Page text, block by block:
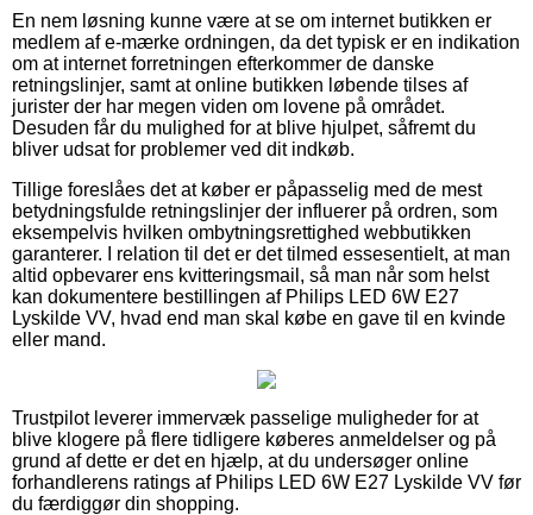
En nem løsning kunne være at se om internet butikken er
medlem af e-mærke ordningen, da det typisk er en indikation
om at internet forretningen efterkommer de danske
retningslinjer, samt at online butikken løbende tilses af
jurister der har megen viden om lovene på området.
Desuden får du mulighed for at blive hjulpet, såfremt du
bliver udsat for problemer ved dit indkøb.
Tillige foreslåes det at køber er påpasselig med de mest
betydningsfulde retningslinjer der influerer på ordren, som
eksempelvis hvilken ombytningsrettighed webbutikken
garanterer. I relation til det er det tilmed essesentielt, at man
altid opbevarer ens kvitteringsmail, så man når som helst
kan dokumentere bestillingen af Philips LED 6W E27
Lyskilde VV, hvad end man skal købe en gave til en kvinde
eller mand.
Trustpilot leverer immervæk passelige muligheder for at
blive klogere på flere tidligere køberes anmeldelser og på
grund af dette er det en hjælp, at du undersøger online
forhandlerens ratings af Philips LED 6W E27 Lyskilde VV før
du færdiggør din shopping.